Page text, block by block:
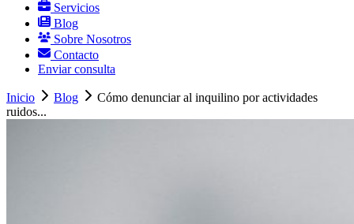
Servicios
Blog
Sobre Nosotros
Contacto
Enviar consulta
Inicio Blog
Cómo denunciar al inquilino por actividades
ruidos...